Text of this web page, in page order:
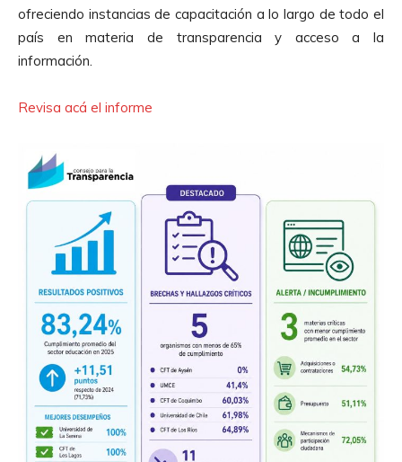
ofreciendo instancias de capacitación a lo largo de todo el
país en materia de transparencia y acceso a la
información.
Revisa acá el informe